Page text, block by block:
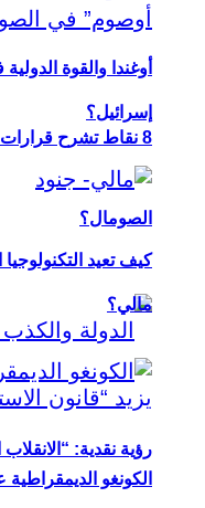
8 نقاط تشرح
الصومال؟
رؤية نقدية:
أوغندا والقوة
إسرائيل؟
كيف تعيد
مالي؟
الكونغو